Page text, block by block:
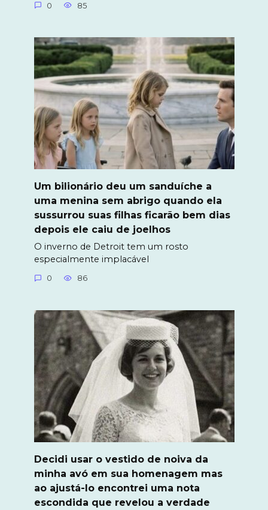
0 85
Um bilionário deu um sanduíche a
uma menina sem abrigo quando ela
sussurrou suas filhas ficarão bem dias
depois ele caiu de joelhos
O inverno de Detroit tem um rosto
especialmente implacável
0 86
Decidi usar o vestido de noiva da
minha avó em sua homenagem mas
ao ajustá-lo encontrei uma nota
escondida que revelou a verdade